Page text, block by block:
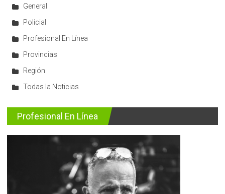
General
Policial
Profesional En Línea
Provincias
Región
Todas la Noticias
Profesional En Línea